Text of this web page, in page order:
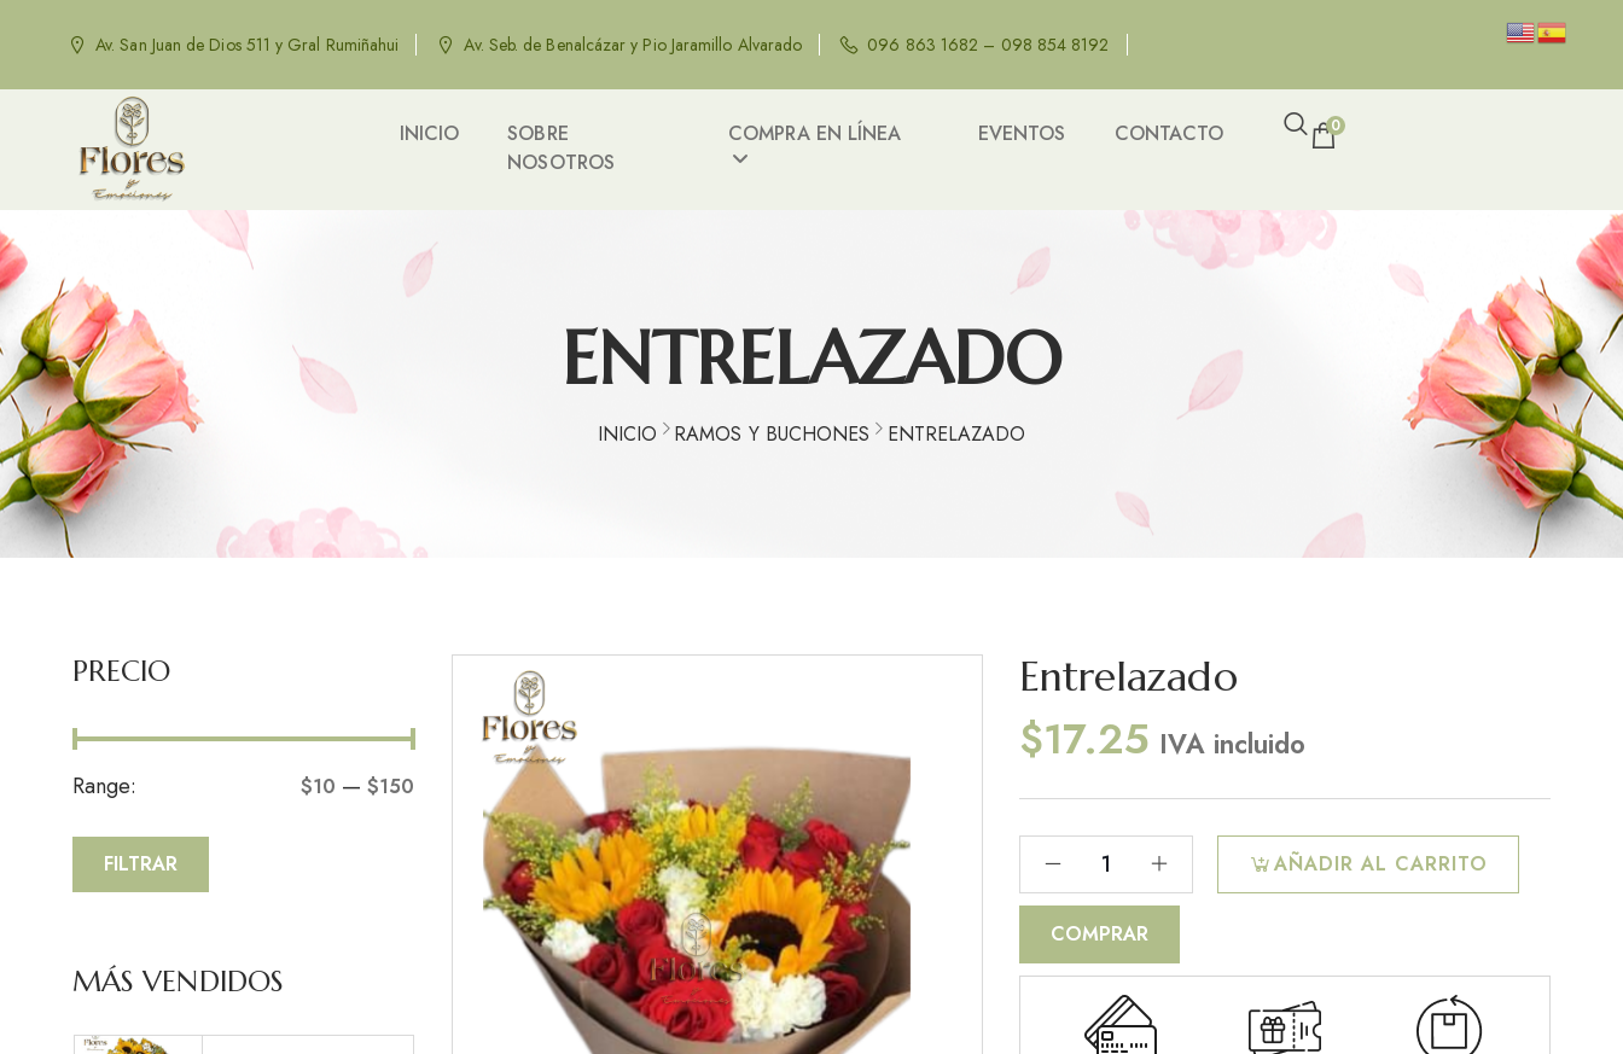
Av. San Juan de Dios 511 y Gral Rumiñahui Av. Seb. de Benalcázar y Pio Jaramillo Alvarado 096 863 1682 – 098 854 8192
INICIO
SOBRE
NOSOTROS
COMPRA EN LÍNEA EVENTOS CONTACTO 0
ENTRELAZADO
INICIO RAMOS Y BUCHONES ENTRELAZADO
PRECIO
Range: $10 —$150
FILTRAR
MÁS VENDIDOS
Entrelazado
$17.25 IVA incluido
AÑADIR AL CARRITO
COMPRAR